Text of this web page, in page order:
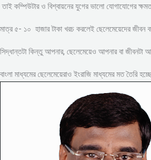
তাই কম্পিউটার ও বিশ্বায়নের যুগের ভালো যোগাযোগের
মাত্র ৫- ১০ হাজার টাকা খরচ করলেই ছেলেমেয়েদের
সিদ্ধান্তটা কিন্তু আপনার, ছেলেমেয়েও আপনার বা জীবনটা
বাংলা মাধ্যমের ছেলেমেয়েরাও ইংরাজি মাধ্যমের মত তৈরি